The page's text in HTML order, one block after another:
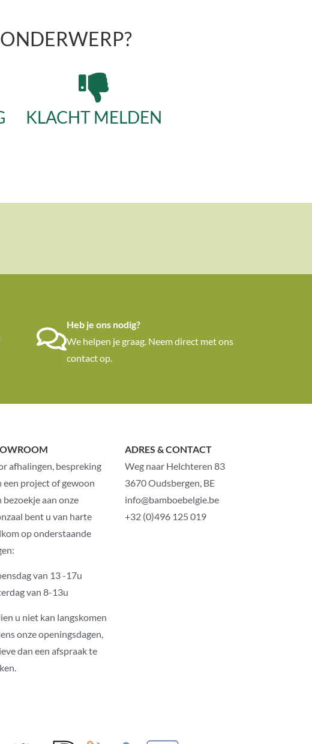
KLACHT MELDEN
Heb je ons nodig?
We helpen je graag. Neem direct met ons
contact op.
afhalingen, bespreking
een project of gewoon
bezoekje aan onze
bent u van harte
op onderstaande
van 13 -17u
van 8-13u
u niet kan langskomen
onze openingsdagen,
dan een afspraak te
ADRES & CONTACT
Weg naar Helchteren 83
3670 Oudsbergen, BE
info@bamboebelgie.be
+32 (0)496 125 019